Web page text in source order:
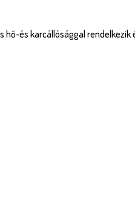
és karcállósággal rendelkezik